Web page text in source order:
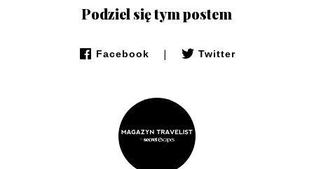
Podziel się tym postem
Facebook | Twitter